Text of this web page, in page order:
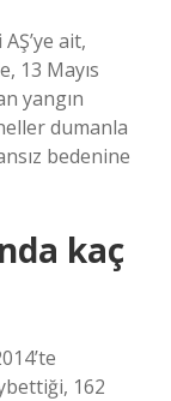
ait,
13 Mayıs
yangın
dumanla
bedenine
kaç
162